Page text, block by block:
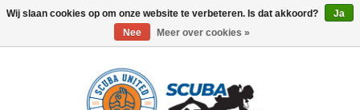
Wij slaan cookies op om onze website te verbeteren. Is dat akkoord?
Ja
Nee
Meer over cookies »